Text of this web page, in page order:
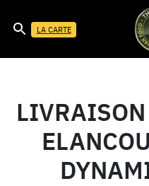
LA CARTE